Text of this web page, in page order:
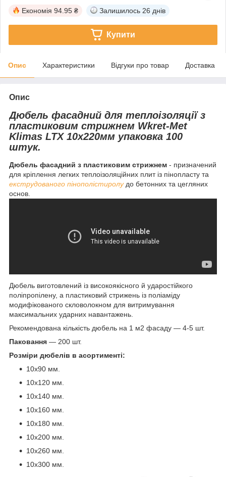
Економія 94.95 ₴ Залишилось 26 днів
Купити
Опис Характеристики Відгуки про товар Доставка
Опис
Дюбель фасадний для теплоізоляції з
пластиковим стрижнем Wkret-Met
Klimas LTX 10х220мм упаковка 100
штук.
Дюбель фасадний з пластиковим стрижнем - призначений
для кріплення легких теплоізоляційних плит із пінопласту та
екструдованого пінополістиролудо бетонних та цегляних
основ.
Дюбель виготовлений із високоякісного й ударостійкого
поліпропілену, а пластиковий стрижень із поліаміду
модифікованого скловолокном для витримування
максимальних ударних навантажень.
Рекомендована кількість дюбель на 1 м2 фасаду — 4-5 шт.
Паковання — 200 шт.
Розміри дюбелів в асортименті:
10х90 мм.
10х120 мм.
10х140 мм.
10х160 мм.
10х180 мм.
10х200 мм.
10х260 мм.
10х300 мм.